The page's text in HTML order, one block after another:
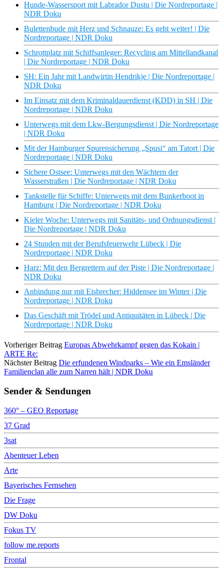
Hunde-Wassersport mit Labrador Dustu | Die Nordreportage |
NDR Doku
Bulettenbude mit Herz und Schnauze: Es geht weiter! | Die
Nordreportage | NDR Doku
Schrottplatz mit Schiffsanleger: Recycling am Mittellandkanal
| Die Nordreportage | NDR Doku
SH: Ein Jahr mit Landwirtin Hendrikje | Die Nordreportage |
NDR Doku
Im Einsatz mit dem Kriminaldauerdienst (KDD) in SH | Die
Nordreportage | NDR Doku
Unterwegs mit dem Lkw-Bergungsdienst | Die Nordreportage
| NDR Doku
Mit der Hamburger Spurensicherung „Spusi“ am Tatort | Die
Nordreportage | NDR Doku
Sichere Ostsee: Unterwegs mit den Wächtern der
Wasserstraßen | Die Nordreportage | NDR Doku
Tankstelle für Schiffe: Unterwegs mit dem Bunkerboot in
Hamburg | Die Nordreportage | NDR Doku
Kieler Woche: Unterwegs mit Sanitäts- und Ordnungsdienst |
Die Nordreportage | NDR Doku
24 Stunden mit der Berufsfeuerwehr Lübeck | Die
Nordreportage | NDR Doku
Harz: Mit den Bergrettern auf der Piste | Die Nordreportage |
NDR Doku
Anbindung nur mit Eisbrecher: Hiddensee im Winter | Die
Nordreportage | NDR Doku
Das Geschäft mit Trödel und Antiquitäten in Lübeck | Die
Nordreportage | NDR Doku
Vorheriger Beitrag Europas Abwehrkampf gegen das Kokain |
ARTE Re:
Nächster Beitrag Die erfundenen Windparks – Wie ein Emsländer
Familienclan alle zum Narren hält | NDR Doku
Sender & Sendungen
360° – GEO Reportage
37 Grad
3sat
Abenteuer Leben
Arte
Bayerisches Fernsehen
Die Frage
DW Doku
Fokus TV
follow me.reports
Frontal